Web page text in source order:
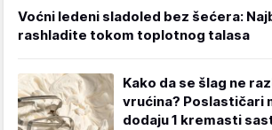
Voćni ledeni sladoled bez šećera:
rashladite tokom toplotnog talasa
Kako da se šlag ne
vrućina? Poslastičari
dodaju 1 kremasti